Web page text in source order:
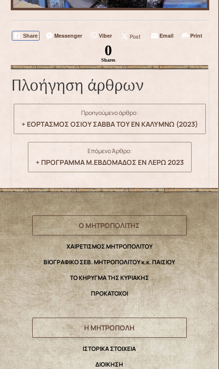
Share Messenger Viber Post Email Print
0
Shares
Πλοήγηση άρθρων
Προηγούμενο άρθρο:
+ ΕΟΡΤΑΣΜΟΣ ΟΣΙΟΥ ΣΑΒΒΑ ΤΟΥ ΕΝ ΚΑΛΥΜΝΩ (2023)
Επόμενο Άρθρο:
+ ΠΡΟΓΡΑΜΜΑ Μ.ΕΒΔΟΜΑΔΟΣ ΕΝ ΛΕΡΩ 2023
Ο ΜΗΤΡΟΠΟΛΙΤΗΣ
ΧΑΙΡΕΤΙΣΜΟΣ ΜΗΤΡΟΠΟΛΙΤΟΥ
ΒΙΟΓΡΑΦΙΚΟ ΣΕΒ. ΜΗΤΡΟΠΟΛΙΤΟΥ κ.κ. ΠΑΙΣΙΟΥ
ΤΟ ΚΗΡΥΓΜΑ ΤΗΣ ΚΥΡΙΑΚΗΣ
ΠΡΟΚΑΤΟΧΟΙ
Η ΜΗΤΡΟΠΟΛΗ
IΣΤΟΡΙΚΑ ΣΤΟΙΧΕΙΑ
ΔΙΟΙΚΗΣΗ